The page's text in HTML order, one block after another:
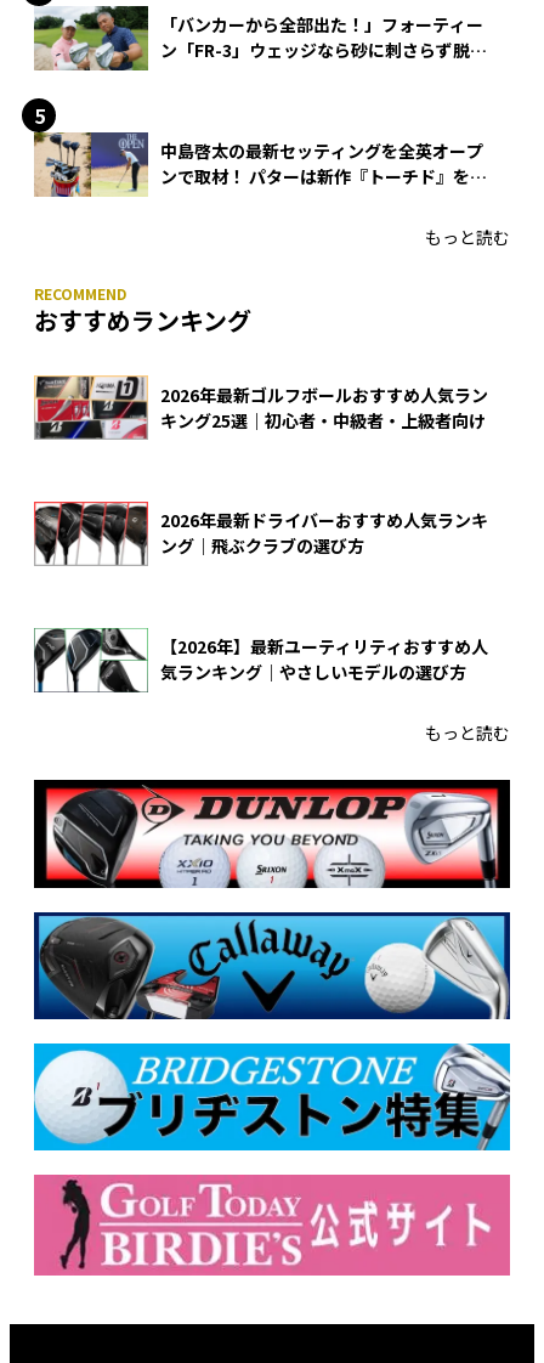
「バンカーから全部出た！」フォーティー
ン「FR-3」ウェッジなら砂に刺さらず脱出
中島啓太の最新セッティングを全英オープ
ンで取材！ パターは新作『トーチド』を投
もっと読む
おすすめランキング
2026年最新ゴルフボールおすすめ人気ラン
キング25選｜初心者・中級者・上級者向け
2026年最新ドライバーおすすめ人気ランキ
ング｜飛ぶクラブの選び方
【2026年】最新ユーティリティおすすめ人
気ランキング｜やさしいモデルの選び方
もっと読む